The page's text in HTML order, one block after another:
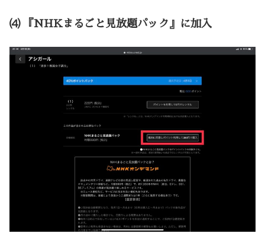
⑷ 『NHKまるごと見放題パック』に加入